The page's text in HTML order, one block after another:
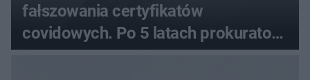
fałszowania certyfikatów
covidowych. Po 5 latach prokurator
zamyka sprawę